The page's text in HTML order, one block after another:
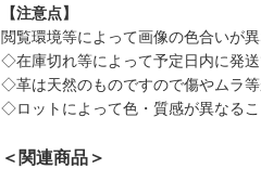
【注意点】
閲覧環境等によって画像の色合いが異
◇在庫切れ等によって予定日内に発送
◇革は天然のものですので傷やムラ等
◇ロットによって色・質感が異なるこ
＜関連商品＞